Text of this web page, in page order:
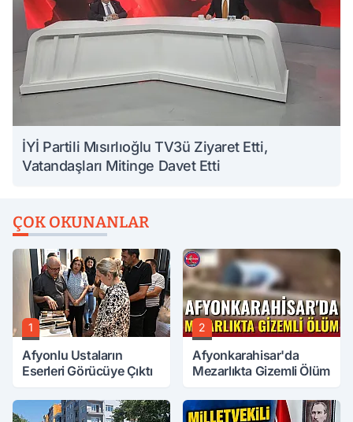
İYİ Partili Mısırlıoğlu TV3ü Ziyaret Etti,
Vatandaşları Mitinge Davet Etti
ÇOK OKUNANLAR
1
Afyonlu Ustaların
Eserleri Görücüye Çıktı
2
Afyonkarahisar'da
Mezarlıkta Gizemli Ölüm